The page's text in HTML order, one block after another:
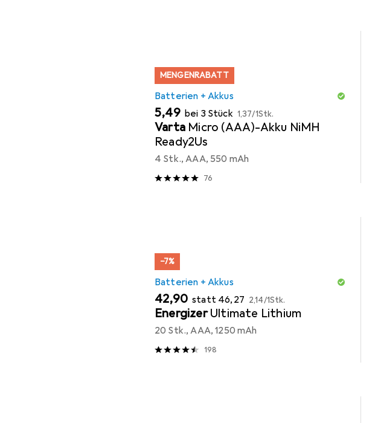
MENGENRABATT
Batterien + Akkus
EUR
5,49 bei 3 Stück EUR
1,37/1Stk.
Varta Micro (AAA)-Akku NiMH
Ready2Us
4 Stk., AAA, 550 mAh
76
−7%
Batterien + Akkus
EUR
42,90 statt EUR
46,27 EUR
2,14/1Stk.
Energizer Ultimate Lithium
20 Stk., AAA, 1250 mAh
198